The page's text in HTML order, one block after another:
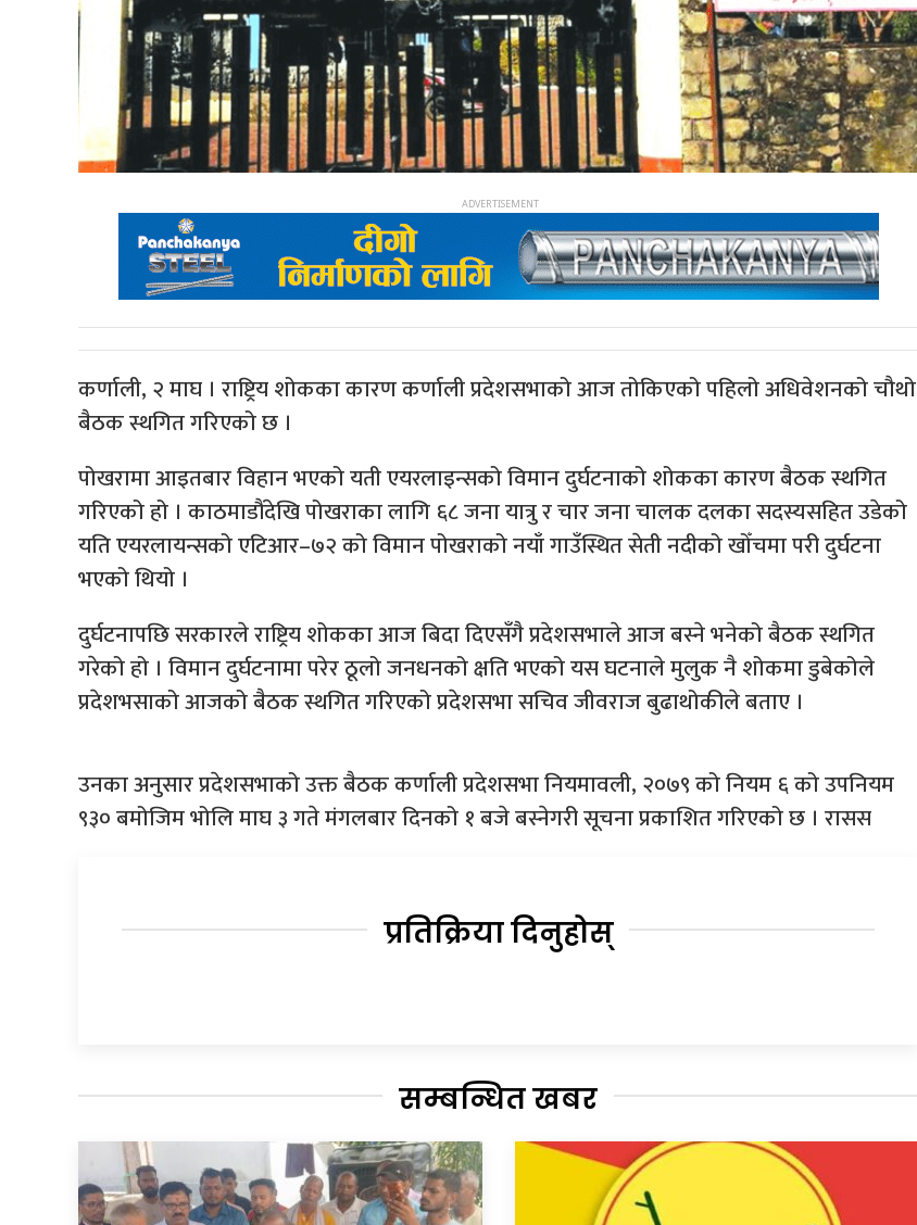
कर्णाली, २ माघ । राष्ट्रिय शोकका कारण कर्णाली प्रदेशसभाको आज तोकिएको पहिलो अधिवेशनको चौथो
बैठक स्थगित गरिएको छ ।
पोखरामा आइतबार विहान भएको यती एयरलाइन्सको विमान दुर्घटनाको शोकका कारण बैठक स्थगित
गरिएको हो । काठमाडौंदेखि पोखराका लागि ६८ जना यात्रु र चार जना चालक दलका सदस्यसहित उडेको
यति एयरलायन्सको एटिआर–७२ को विमान पोखराको नयाँ गाउँस्थित सेती नदीको खोँचमा परी दुर्घटना
भएको थियो ।
दुर्घटनापछि सरकारले राष्ट्रिय शोकका आज बिदा दिएसँगै प्रदेशसभाले आज बस्ने भनेको बैठक स्थगित
गरेको हो । विमान दुर्घटनामा परेर ठूलो जनधनको क्षति भएको यस घटनाले मुलुक नै शोकमा डुबेकोले
प्रदेशभसाको आजको बैठक स्थगित गरिएको प्रदेशसभा सचिव जीवराज बुढाथोकीले बताए ।
उनका अनुसार प्रदेशसभाको उक्त बैठक कर्णाली प्रदेशसभा नियमावली, २०७९ को नियम ६ को उपनियम
९३० बमोजिम भोलि माघ ३ गते मंगलबार दिनको १ बजे बस्नेगरी सूचना प्रकाशित गरिएको छ । रासस
प्रतिक्रिया दिनुहोस्
सम्बन्धित खबर